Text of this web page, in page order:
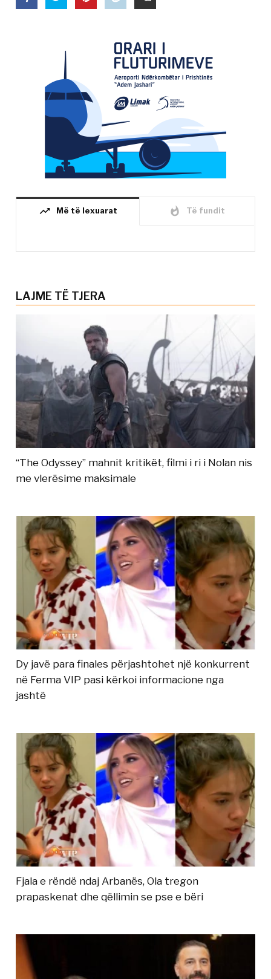
trending_up Më të lexuarat whatshot Të fundit
LAJME TË TJERA
“The Odyssey” mahnit kritikët, filmi i ri i Nolan nis
me vlerësime maksimale
Dy javë para finales përjashtohet një konkurrent
në Ferma VIP pasi kërkoi informacione nga
jashtë
Fjala e rëndë ndaj Arbanës, Ola tregon
prapaskenat dhe qëllimin se pse e bëri